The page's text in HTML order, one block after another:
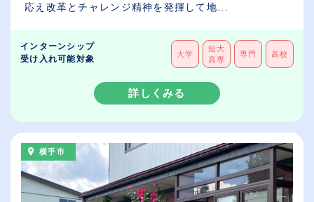
応え改革とチャレンジ精神を発揮して地...
インターンシップ
受け入れ可能対象
大学
短大
高専
専門 高校
詳しくみる
横手市